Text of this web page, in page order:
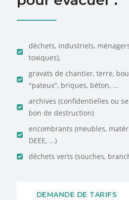
déchets, industriels,
toxiques),
gravats de chantier, terre,
"pateux", briques, béton, ...
archives (confidentielles ou
bon de destruction)
encombrants (meubles,
DEEE, ...)
déchets verts (souches,
DEMANDE DE TARIFS